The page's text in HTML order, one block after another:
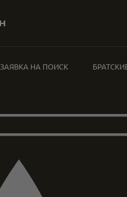
ЗАЯВКА НА ПОИСК